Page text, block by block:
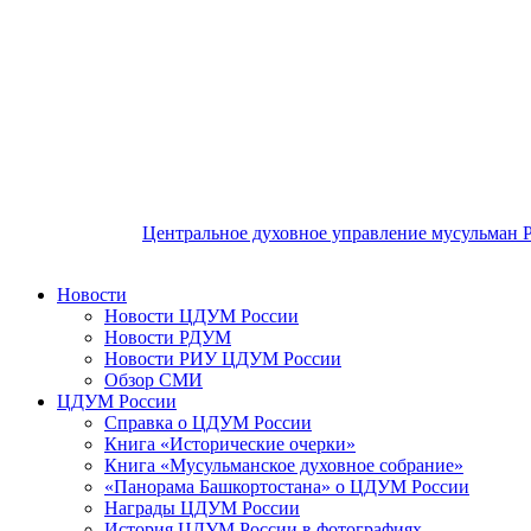
Центральное духовное управление мусульман
Новости
Новости ЦДУМ России
Новости РДУМ
Новости РИУ ЦДУМ России
Обзор СМИ
ЦДУМ России
Справка о ЦДУМ России
Книга «Исторические очерки»
Книга «Мусульманское духовное собрание»
«Панорама Башкортостана» о ЦДУМ России
Награды ЦДУМ России